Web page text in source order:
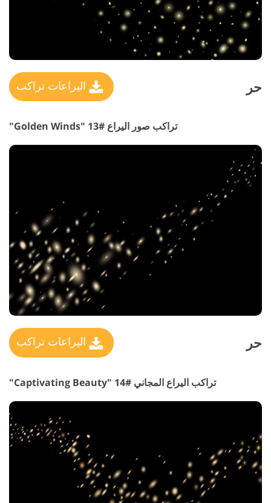
حر اليراعات تراكب
تراكب صور اليراع #13 "Golden Winds"
حر اليراعات تراكب
تراكب اليراع المجاني #14 "Captivating Beauty"